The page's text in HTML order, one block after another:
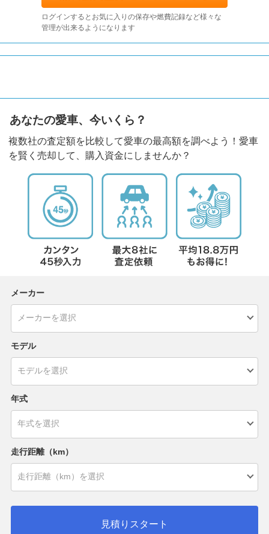
ログインするとお気に入りの保存や燃費記録など様々な
管理が出来るようになります
あなたの愛車、今いくら？
複数社の査定額を比較して愛車の最高額を調べよう！愛車
を賢く売却して、購入資金にしませんか？
メーカー
モデル
年式
走行距離（km）
見積りスタート